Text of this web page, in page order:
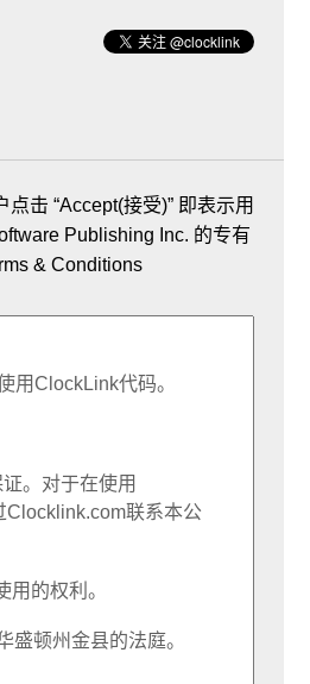
击 “Accept(接受)” 即表示用
Publishing Inc. 的专有
& Conditions